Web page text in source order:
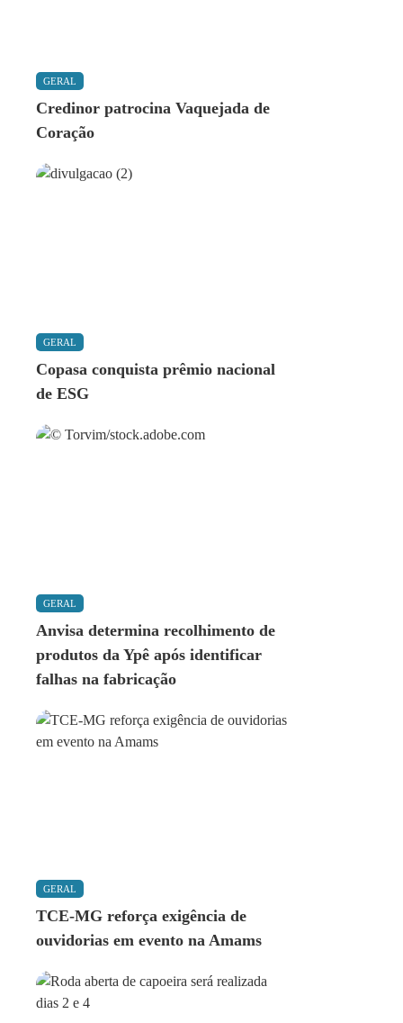
GERAL
Credinor patrocina Vaquejada de
Coração
GERAL
Copasa conquista prêmio nacional
de ESG
GERAL
Anvisa determina recolhimento de
produtos da Ypê após identificar
falhas na fabricação
GERAL
TCE-MG reforça exigência de
ouvidorias em evento na Amams